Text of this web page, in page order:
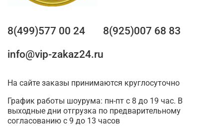
8(499)577 00 24
8(925)007 68 83
info@vip-zakaz24.ru
На сайте заказы принимаются круглосуточно
График работы шоурума: пн-пт с 8 до 19 час. В
выходные дни отгрузка по предварительному
согласованию с 9 до 13 часов